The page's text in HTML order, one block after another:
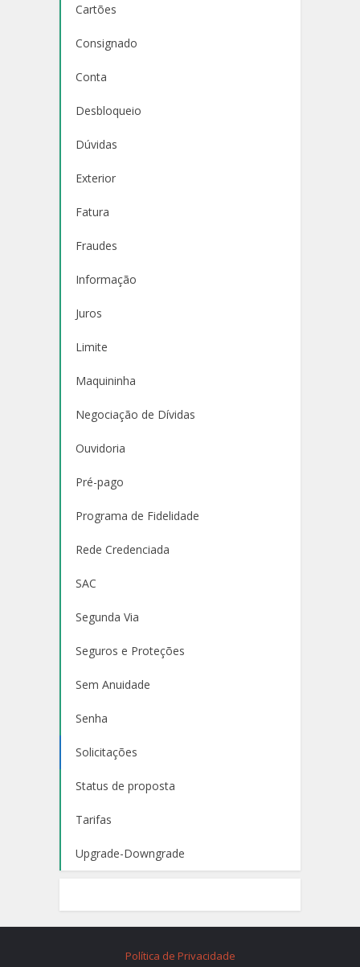
Cartões
Consignado
Conta
Desbloqueio
Dúvidas
Exterior
Fatura
Fraudes
Informação
Juros
Limite
Maquininha
Negociação de Dívidas
Ouvidoria
Pré-pago
Programa de Fidelidade
Rede Credenciada
SAC
Segunda Via
Seguros e Proteções
Sem Anuidade
Senha
Solicitações
Status de proposta
Tarifas
Upgrade-Downgrade
Política de Privacidade